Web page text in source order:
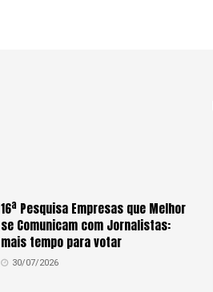
16ª Pesquisa Empresas que Melhor
se Comunicam com Jornalistas:
mais tempo para votar
30/07/2026